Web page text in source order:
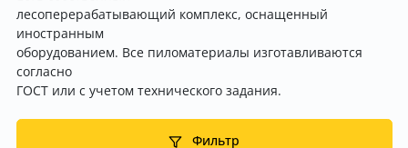
лесоперерабатывающий комплекс, оснащенный
иностранным
оборудованием. Все пиломатериалы изготавливаются
согласно
ГОСТ или с учетом технического задания.
Фильтр